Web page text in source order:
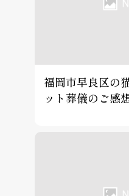
福岡市早良区の
ット葬儀のご感